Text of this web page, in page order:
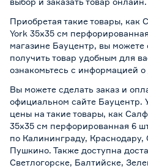
Приобретая такие товары, как
York 35х35 см
магазине Бауцентр, вы можете
получить товар удобным для
ознакомьтесь с информацией о
Вы можете сделать заказ и
официальном сайте Бауцентр.
цены на такие товары, как
35х35 см перфорированная 6
по Калининграду, Краснодару,
Пушкино. Также доступна
Светлогорске, Балтийске,